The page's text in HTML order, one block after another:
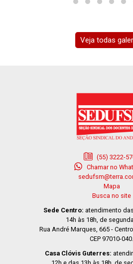
Veja todas
(55) 3222-
Chamar no
Mapa
Busca no site
Sede Centro: atendimento
14h às 18h, de
Rua André Marques, 665 -
CEP 97010-040.
Casa Clóvis Guterres: